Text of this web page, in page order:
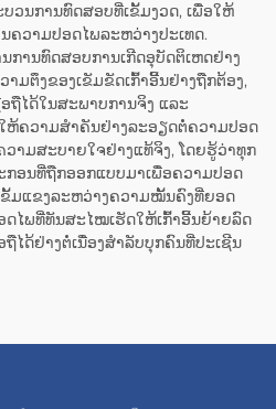
ວນການທົດສອບທີ່ເຂັ້ມງວດ, ເພື່ອໃຫ້
ຄວາມປອດໄພລະຫວ່າງປະເທດ.
ການທົດສອບການເກີດອຸບັດຕິເຫດຢ່າງ
ມຕຶງຂອງເຂັມຂັດເກົ້າອີ້ນຢ່າງຖືກຕ້ອງ,
ຖືໄດ້ໃນສະພາບການຈິງ ແລະ
ຫ້ຄວາມສຳຄັນຢ່າງລະອຽດຕໍ່ຄວາມປອດ
າມສະບາຍໃຈຢ່າງແທ້ຈິງ, ໂດຍຮູ້ວ່າທຸກ
ກອນທີ່ຖືກອອກແບບມາເພື່ອຄວາມປອດ
ມແຂງລະຫວ່າງຄວາມໝັ້ນຄົງທີ່ຍອດ
ໄພທີ່ທັນສະໄໝເຮັດໃຫ້ເກົ້າອີ້ນຍ້າຍລົດ
ຖືໄດ້ຢ່າງຕໍ່ເນື່ອງສຳລັບບຸກຄົນທີ່ປະເຊີນ